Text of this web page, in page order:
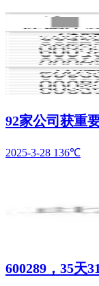
92家公司获重
2025-3-28 136℃
600289，35天